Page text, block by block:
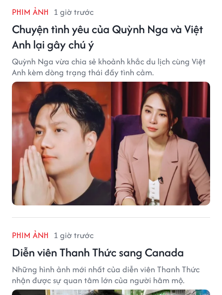
PHIM ẢNH 1 giờ trước
Chuyện tình yêu của Quỳnh Nga và Việt
Anh lại gây chú ý
Quỳnh Nga vừa chia sẻ khoảnh khắc du lịch cùng Việt
Anh kèm dòng trạng thái đầy tình cảm.
PHIM ẢNH 1 giờ trước
Diễn viên Thanh Thức sang Canada
Những hình ảnh mới nhất của diễn viên Thanh Thức
nhận được sự quan tâm lớn của người hâm mộ.